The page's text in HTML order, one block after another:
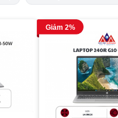
Giảm 2%